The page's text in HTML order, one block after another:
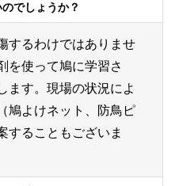
でしょうか？
するわけではありませ
を使って鳩に学習さ
ます。現場の状況によ
鳩よけネット、防鳥ピ
することもございま